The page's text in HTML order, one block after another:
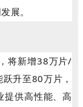
展。
将新增38万片/
升至80万片，
供高性能、高